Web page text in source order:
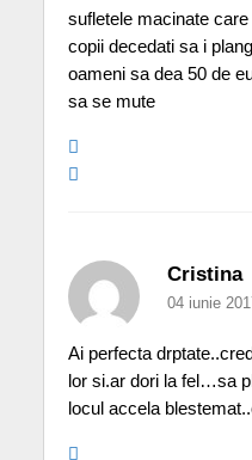
sufletele macinate
copii decedati sa i
oameni sa dea 50 de
sa se mute
Cristina
04 iunie
Ai perfecta
lor si.ar dori la fel…sa
locul accela